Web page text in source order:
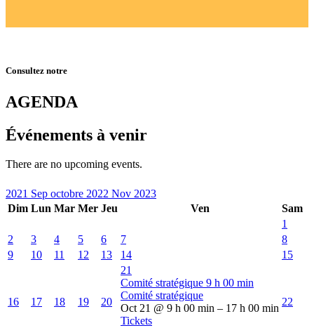
Consultez notre
AGENDA
Événements à venir
There are no upcoming events.
2021 Sep octobre 2022 Nov 2023
Dim Lun Mar Mer Jeu Ven
Sam
1
2
3 4 5 6 7
8
9
10 11 12 13 14 15
16 17 18 19 20
21
Comité stratégique 9 h 00 min
Comité stratégique
Oct 21 @ 9 h 00 min – 17 h 00 min
Tickets
22